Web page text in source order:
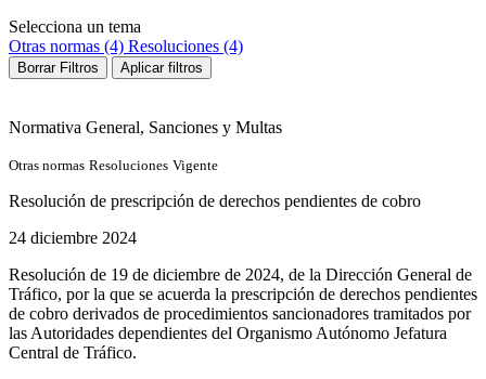
Selecciona un tema
Otras normas (4) Resoluciones (4)
Borrar Filtros Aplicar filtros
Normativa General, Sanciones y Multas
Otras normas Resoluciones Vigente
Resolución de prescripción de derechos pendientes de cobro
24 diciembre 2024
Resolución de 19 de diciembre de 2024, de la Dirección General de
Tráfico, por la que se acuerda la prescripción de derechos pendientes
de cobro derivados de procedimientos sancionadores tramitados por
las Autoridades dependientes del Organismo Autónomo Jefatura
Central de Tráfico.